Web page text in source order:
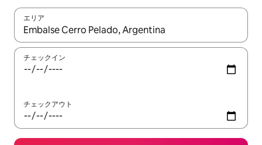
エリア
検索結果が表示されたら、上下の矢印キーを使って移動するか
チェックイン
チェックアウト